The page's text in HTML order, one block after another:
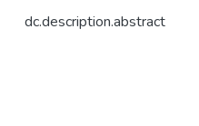
dc.description.abstract